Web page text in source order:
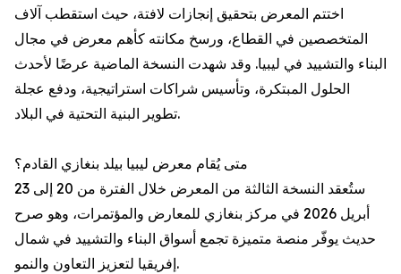
اختتم المعرض بتحقيق إنجازات لافتة، حيث استقطب آلاف
المتخصصين في القطاع، ورسخ مكانته كأهم معرض في مجال
البناء والتشييد في ليبيا. وقد شهدت النسخة الماضية عرضًا لأحدث
الحلول المبتكرة، وتأسيس شراكات استراتيجية، ودفع عجلة
تطوير البنية التحتية في البلاد.
متى يُقام معرض ليبيا بيلد بنغازي القادم؟
ستُعقد النسخة الثالثة من المعرض خلال الفترة من 20 إلى 23
أبريل 2026 في مركز بنغازي للمعارض والمؤتمرات، وهو صرح
حديث يوفّر منصة متميزة تجمع أسواق البناء والتشييد في شمال
إفريقيا لتعزيز التعاون والنمو.